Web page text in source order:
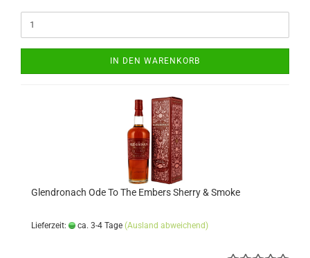
IN DEN WARENKORB
Glendronach Ode To The Embers Sherry & Smoke
Lieferzeit: ca. 3-4 Tage (Ausland abweichend)